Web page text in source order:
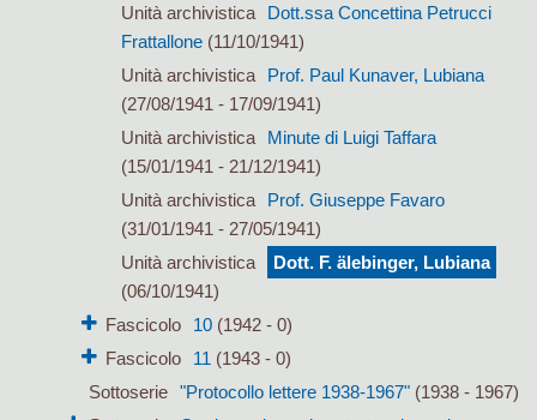
Unità archivistica
Dott.ssa Concettina Petrucci
Frattallone(11/10/1941)
Unità archivistica
Prof. Paul Kunaver, Lubiana
(27/08/1941 - 17/09/1941)
Unità archivistica
Minute di Luigi Taffara
(15/01/1941 - 21/12/1941)
Unità archivistica
Prof. Giuseppe Favaro
(31/01/1941 - 27/05/1941)
Unità archivistica
Dott. F. älebinger, Lubiana
(06/10/1941)
Fascicolo
10(1942 - 0)
Fascicolo
11 (1943 - 0)
Sottoserie
"Protocollo lettere 1938-1967" (1938 - 1967)